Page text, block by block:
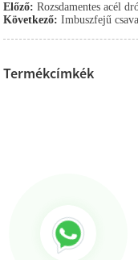
Előző: Rozsdamentes acél
Következő: Imbuszfejű
Termékcímkék